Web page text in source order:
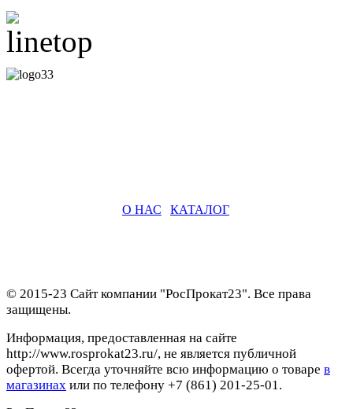
О НАС КАТАЛОГ
© 2015-23 Сайт компании "РосПрокат23". Все права
защищены.
Информация, предоставленная на сайте
http://www.rosprokat23.ru/, не является публичной
офертой. Всегда уточняйте всю информацию о товаре в
магазинах или по телефону +7 (861) 201-25-01.